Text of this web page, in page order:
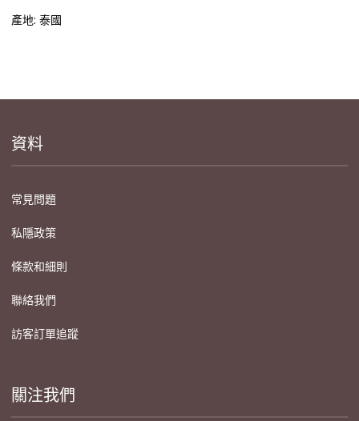
產地: 泰國
資料
常見問題
私隱政策
條款和細則
聯絡我們
訪客訂單追蹤
關注我們